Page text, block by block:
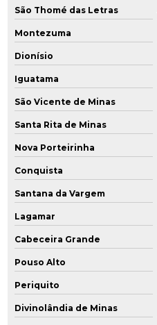
São Thomé das Letras
Montezuma
Dionísio
Iguatama
São Vicente de Minas
Santa Rita de Minas
Nova Porteirinha
Conquista
Santana da Vargem
Lagamar
Cabeceira Grande
Pouso Alto
Periquito
Divinolândia de Minas